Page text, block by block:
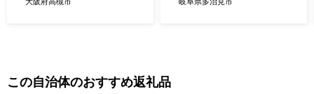
この自治体のおすすめ返礼品